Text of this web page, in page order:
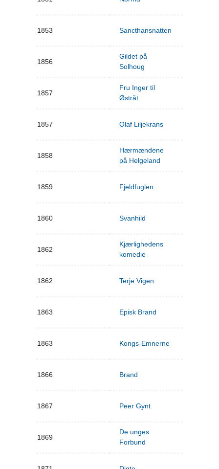
1853 Sancthansnatten
1856
Gildet på
Solhoug
1857
Fru Inger til
Østråt
1857 Olaf Liljekrans
1858
Hærmændene
på Helgeland
1859 Fjeldfuglen
1860 Svanhild
1862
Kjærlighedens
komedie
1862 Terje Vigen
1863 Episk Brand
1863 Kongs-Emnerne
1866 Brand
1867 Peer Gynt
1869
De unges
Forbund